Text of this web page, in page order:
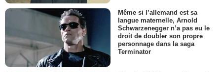
Même si l’allemand est sa
langue maternelle, Arnold
Schwarzenegger n’a pas eu le
droit de doubler son propre
personnage dans la saga
Terminator